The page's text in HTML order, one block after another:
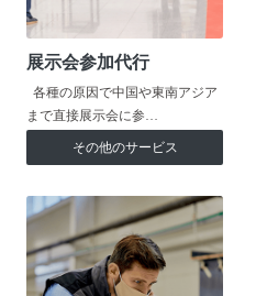
展示会参加代行
各種の原因で中国や東南アジア
まで直接展示会に参…
その他のサービス